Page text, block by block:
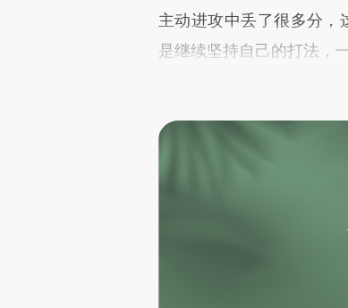
主动进攻中丢了很多分，
是继续坚持自己的打法，